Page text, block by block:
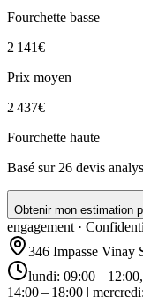
Fourchette basse
2 141€
Prix moyen
2 437€
Fourchette haute
Basé sur 26 devis
Obtenir mon estimation
engagement ·
346 Impasse Vinay
lundi: 09:00 –
14:00 – 18:00 |